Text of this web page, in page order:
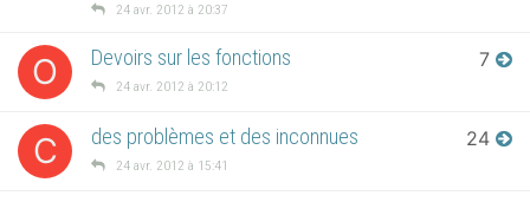
24 avr. 2012 à 20:37
O Devoirs sur les fonctions
24 avr. 2012 à 20:12
7
C des problèmes et des inconnues
24 avr. 2012 à 15:41
24